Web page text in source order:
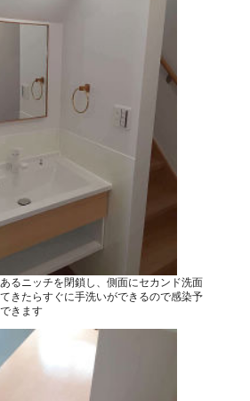
るニッチを閉鎖し、側面にセカンド洗面
きたらすぐに手洗いができるので感染予
きます